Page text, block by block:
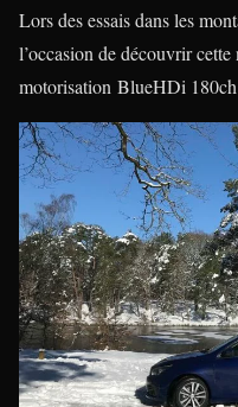
Lors des essais dans les
l’occasion de découvrir
motorisation BlueHDi